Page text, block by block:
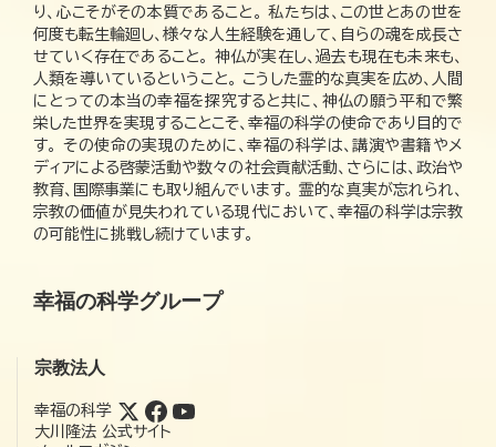
り、心こそがその本質であること。 私たちは、この世とあの世を
何度も転生輪廻し、様々な人生経験を通して、自らの魂を成長さ
せていく存在であること。 神仏が実在し、過去も現在も未来も、
人類を導いているということ。 こうした霊的な真実を広め、人間
にとっての本当の幸福を探究すると共に、神仏の願う平和で繁
栄した世界を実現することこそ、幸福の科学の使命であり目的で
す。 その使命の実現のために、幸福の科学は、講演や書籍やメ
ディアによる啓蒙活動や数々の社会貢献活動、さらには、政治や
教育、国際事業にも取り組んでいます。 霊的な真実が忘れられ、
宗教の価値が見失われている現代において、幸福の科学は宗教
の可能性に挑戦し続けています。
幸福の科学グループ
宗教法人
幸福の科学
大川隆法 公式サイト